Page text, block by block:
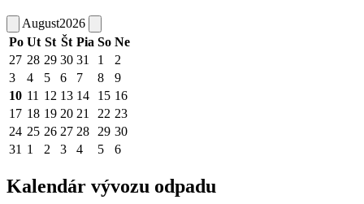
August2026
Po Ut St Št Pia So Ne
27 28 29 30 31 1
2
3
4 5 6 7 8
9
10 11 12 13 14 15 16
17 18 19 20 21 22 23
24 25 26 27 28 29 30
31 1 2 3 4 5 6
Kalendár vývozu odpadu